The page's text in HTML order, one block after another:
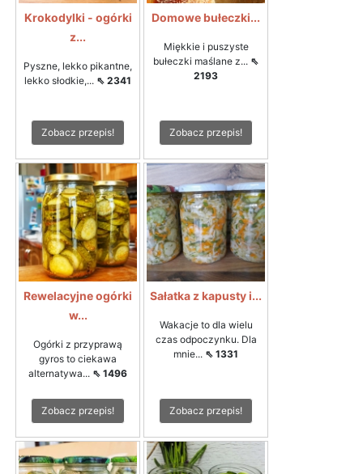
Krokodylki - ogórki
z...
Pyszne, lekko pikantne,
lekko słodkie,... ⇖ 2341
Zobacz przepis!
Domowe bułeczki...
Miękkie i puszyste
bułeczki maślane z... ⇖
2193
Zobacz przepis!
Rewelacyjne ogórki
w...
Ogórki z przyprawą
gyros to ciekawa
alternatywa... ⇖ 1496
Zobacz przepis!
Sałatka z kapusty i...
Wakacje to dla wielu
czas odpoczynku. Dla
mnie... ⇖ 1331
Zobacz przepis!